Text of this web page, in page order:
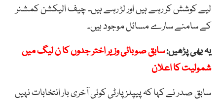
لیے کوشش کر رہے ہیں اور لڑ رہے ہیں۔ چیف الیکشن کمشنر
کے سامنے سارے مسائل موجود ہیں۔
یہ بھی پڑھیں:سابق صوبائی وزیر اختر جدوں کا ن لیگ میں
شمولیت کا اعلان
سابق صدر نے کہا کہ پیپلز پارٹی کوئی آخری بار انتخابات نہیں